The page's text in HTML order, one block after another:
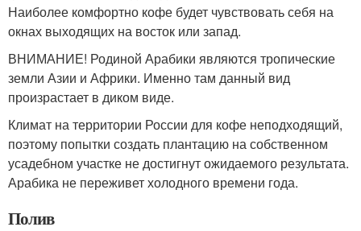
Наиболее комфортно кофе будет чувствовать себя на
окнах выходящих на восток или запад.
ВНИМАНИЕ! Родиной Арабики являются тропические
земли Азии и Африки. Именно там данный вид
произрастает в диком виде.
Климат на территории России для кофе неподходящий,
поэтому попытки создать плантацию на собственном
усадебном участке не достигнут ожидаемого результата.
Арабика не переживет холодного времени года.
Полив